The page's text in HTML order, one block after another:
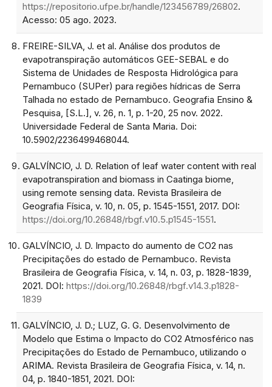
https://repositorio.ufpe.br/handle/123456789/26802.
Acesso: 05 ago. 2023.
FREIRE-SILVA, J. et al. Análise dos produtos de
evapotranspiração automáticos GEE-SEBAL e do
Sistema de Unidades de Resposta Hidrológica para
Pernambuco (SUPer) para regiões hídricas de Serra
Talhada no estado de Pernambuco. Geografia Ensino &
Pesquisa, [S.L.], v. 26, n. 1, p. 1-20, 25 nov. 2022.
Universidade Federal de Santa Maria. Doi:
10.5902/2236499468044.
GALVÍNCIO, J. D. Relation of leaf water content with real
evapotranspiration and biomass in Caatinga biome,
using remote sensing data. Revista Brasileira de
Geografia Física, v. 10, n. 05, p. 1545-1551, 2017. DOI:
https://doi.org/10.26848/rbgf.v10.5.p1545-1551.
GALVÍNCIO, J. D. Impacto do aumento de CO2 nas
Precipitações do estado de Pernambuco. Revista
Brasileira de Geografia Física, v. 14, n. 03, p. 1828-1839,
2021. DOI: https://doi.org/10.26848/rbgf.v14.3.p1828-
1839
GALVÍNCIO, J. D.; LUZ, G. G. Desenvolvimento de
Modelo que Estima o Impacto do CO2 Atmosférico nas
Precipitações do Estado de Pernambuco, utilizando o
ARIMA. Revista Brasileira de Geografia Física, v. 14, n.
04, p. 1840-1851, 2021. DOI: